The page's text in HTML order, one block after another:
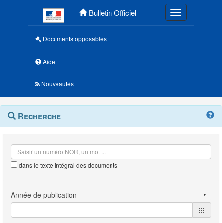
Bulletin Officiel Toggle
Documents opposables
Aide
Nouveautés
Navigation
outils
Menu
contextuel
Recherche
dans le texte intégral des documents